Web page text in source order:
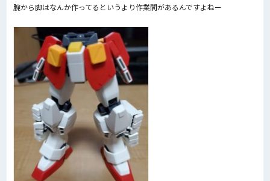
腕から脚はなんか作ってるというより作業間があるんですよねー